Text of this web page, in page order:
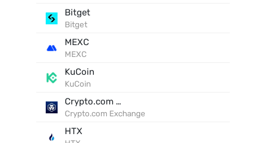
Bitget
Bitget
MEXC
MEXC
KuCoin
KuCoin
Crypto.com Exchange
Crypto.com Exchange
HTX